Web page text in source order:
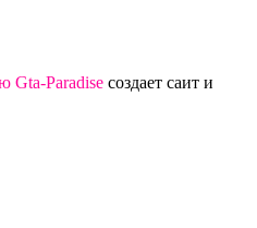
Gta-Paradise создает саит и